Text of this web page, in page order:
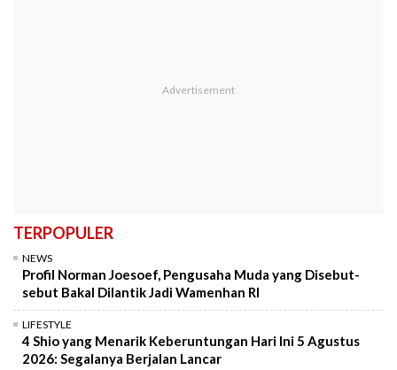
TERPOPULER
NEWS
Profil Norman Joesoef, Pengusaha Muda yang Disebut-
sebut Bakal Dilantik Jadi Wamenhan RI
LIFESTYLE
4 Shio yang Menarik Keberuntungan Hari Ini 5 Agustus
2026: Segalanya Berjalan Lancar